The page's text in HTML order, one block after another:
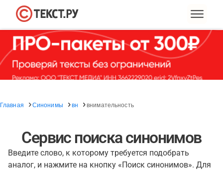
Главная Синонимы вн внимательность
Сервис поиска синонимов
Введите слово, к которому требуется подобрать
аналог, и нажмите на кнопку «Поиск синонимов». Для